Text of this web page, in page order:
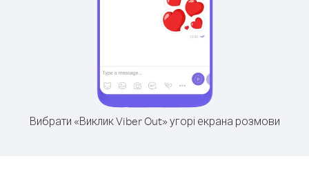
Вибрати «Виклик Viber Out» угорі екрана розмови